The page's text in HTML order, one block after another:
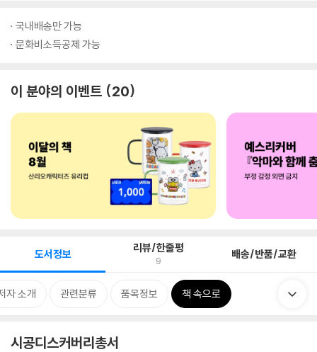
국내배송만 가능
문화비소득공제 가능
이 분야의 이벤트 20
도서정보 리뷰/한줄평
9 배송/반품/교환
자 소개 관련분류 품목정보 책 속으로
시공디스커버리총서